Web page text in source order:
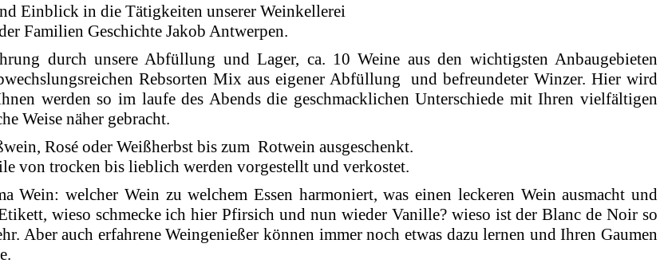
Einblick in die Tätigkeiten unserer Weinkellerei
Familien Geschichte Jakob Antwerpen.
durch unsere Abfüllung und Lager, ca. 10 Weine aus den wichtigsten Anbaugebieten
Rebsorten Mix aus eigener Abfüllung und befreundeter Winzer. Hier wird
werden so im laufe des Abends die geschmacklichen Unterschiede mit Ihren vielfältigen
Weise näher gebracht.
Rosé oder Weißherbst bis zum Rotwein ausgeschenkt.
von trocken bis lieblich werden vorgestellt und verkostet.
Wein: welcher Wein zu welchem Essen harmoniert, was einen leckeren Wein ausmacht und
wieso schmecke ich hier Pfirsich und nun wieder Vanille? wieso ist der Blanc de Noir so
Aber auch erfahrene Weingenießer können immer noch etwas dazu lernen und Ihren Gaumen